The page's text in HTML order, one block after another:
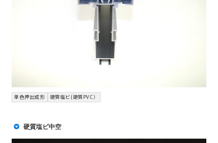
単色押出成形 硬質塩ビ(硬質PVC）
硬質塩ビ中空